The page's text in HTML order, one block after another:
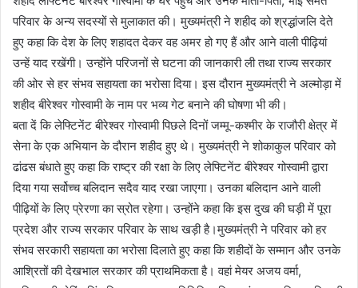
परिवार के अन्य सदस्यों से मुलाकात की। मुख्यमंत्री ने शहीद को श्रद्धांजलि देते
हुए कहा कि देश के लिए शहादत देकर वह अमर हो गए हैं और आने वाली पीढ़ियां
उन्हें याद रखेंगी। उन्होंने परिजनों से घटना की जानकारी ली तथा राज्य सरकार
की ओर से हर संभव सहायता का भरोसा दिया। इस दौरान मुख्यमंत्री ने अल्मोड़ा में
शहीद बीरेश्वर गोस्वामी के नाम पर भव्य गेट बनाने की घोषणा भी की।
बता दें कि लेफ्टिनेंट बीरेश्वर गोस्वामी पिछले दिनों जम्मू-कश्मीर के राजौरी क्षेत्र में
सेना के एक अभियान के दौरान शहीद हुए थे। मुख्यमंत्री ने शोकाकुल परिवार को
ढांढस बंधाते हुए कहा कि राष्ट्र की रक्षा के लिए लेफ्टिनेंट बीरेश्वर गोस्वामी द्वारा
दिया गया सर्वोच्च बलिदान सदैव याद रखा जाएगा। उनका बलिदान आने वाली
पीढ़ियों के लिए प्रेरणा का स्रोत रहेगा। उन्होंने कहा कि इस दुख की घड़ी में पूरा
प्रदेश और राज्य सरकार परिवार के साथ खड़ी है।मुख्यमंत्री ने परिवार को हर
संभव सरकारी सहायता का भरोसा दिलाते हुए कहा कि शहीदों के सम्मान और उनके
आश्रितों की देखभाल सरकार की प्राथमिकता है। वहां मेयर अजय वर्मा,